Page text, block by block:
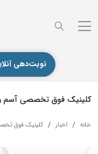
نوبت‌دهی
کلینیک فوق تخصصی آسم و
خانه اخبار کلینیک فوق